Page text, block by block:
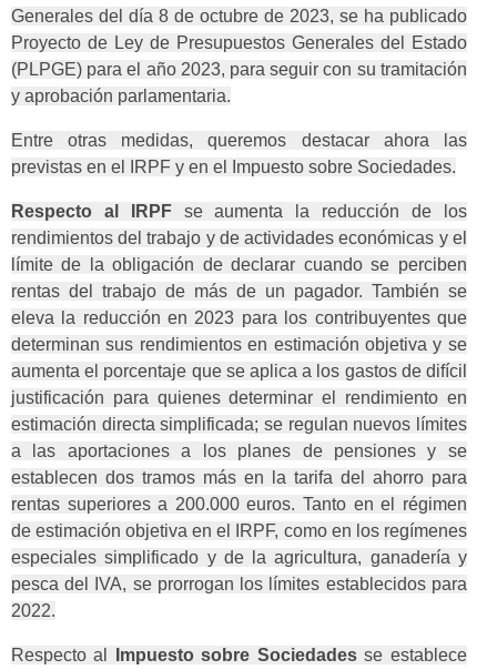
Generales del día 8 de octubre de 2023, se ha publicado
Proyecto de Ley de Presupuestos Generales del Estado
(PLPGE) para el año 2023, para seguir con su tramitación
y aprobación parlamentaria.
Entre otras medidas, queremos destacar ahora las
previstas en el IRPF y en el Impuesto sobre Sociedades.
Respecto al IRPFse aumenta la reducción de los
rendimientos del trabajo y de actividades económicas y el
límite de la obligación de declarar cuando se perciben
rentas del trabajo de más de un pagador. También se
eleva la reducción en 2023 para los contribuyentes que
determinan sus rendimientos en estimación objetiva y se
aumenta el porcentaje que se aplica a los gastos de difícil
justificación para quienes determinar el rendimiento en
estimación directa simplificada; se regulan nuevos límites
a las aportaciones a los planes de pensiones y se
establecen dos tramos más en la tarifa del ahorro para
rentas superiores a 200.000 euros. Tanto en el régimen
de estimación objetiva en el IRPF, como en los regímenes
especiales simplificado y de la agricultura, ganadería y
pesca del IVA, se prorrogan los límites establecidos para
2022.
Respecto al Impuesto sobre Sociedadesse establece